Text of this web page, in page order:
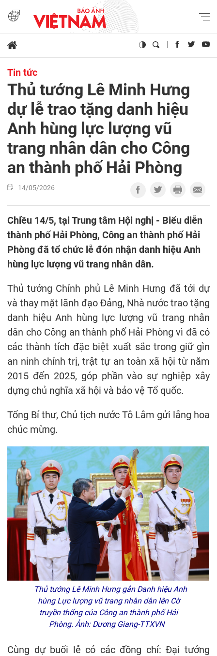
Tin tức
Thủ tướng Lê Minh Hưng
dự lễ trao tặng danh hiệu
Anh hùng lực lượng vũ
trang nhân dân cho Công
an thành phố Hải Phòng
14/05/2026
Chiều 14/5, tại Trung tâm Hội nghị - Biểu diễn
thành phố Hải Phòng, Công an thành phố Hải
Phòng đã tổ chức lễ đón nhận danh hiệu Anh
hùng lực lượng vũ trang nhân dân.
Thủ tướng Chính phủ Lê Minh Hưng đã tới dự
và thay mặt lãnh đạo Đảng, Nhà nước trao tặng
danh hiệu Anh hùng lực lượng vũ trang nhân
dân cho Công an thành phố Hải Phòng vì đã có
các thành tích đặc biệt xuất sắc trong giữ gìn
an ninh chính trị, trật tự an toàn xã hội từ năm
2015 đến 2025, góp phần vào sự nghiệp xây
dựng chủ nghĩa xã hội và bảo vệ Tổ quốc.
Tổng Bí thư, Chủ tịch nước Tô Lâm gửi lẵng hoa
chúc mừng.
Thủ tướng Lê Minh Hưng gắn Danh hiệu Anh
hùng Lực lượng vũ trang nhân dân lên Cờ
truyền thống của Công an thành phố Hải
Phòng. Ảnh: Dương Giang-TTXVN
Cùng dự buổi lễ có các đồng chí: Đại tướng